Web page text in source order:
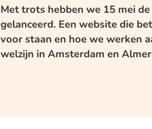
Met trots hebben we 15 mei
gelanceerd. Een website die
voor staan en hoe we werken
welzijn in Amsterdam en